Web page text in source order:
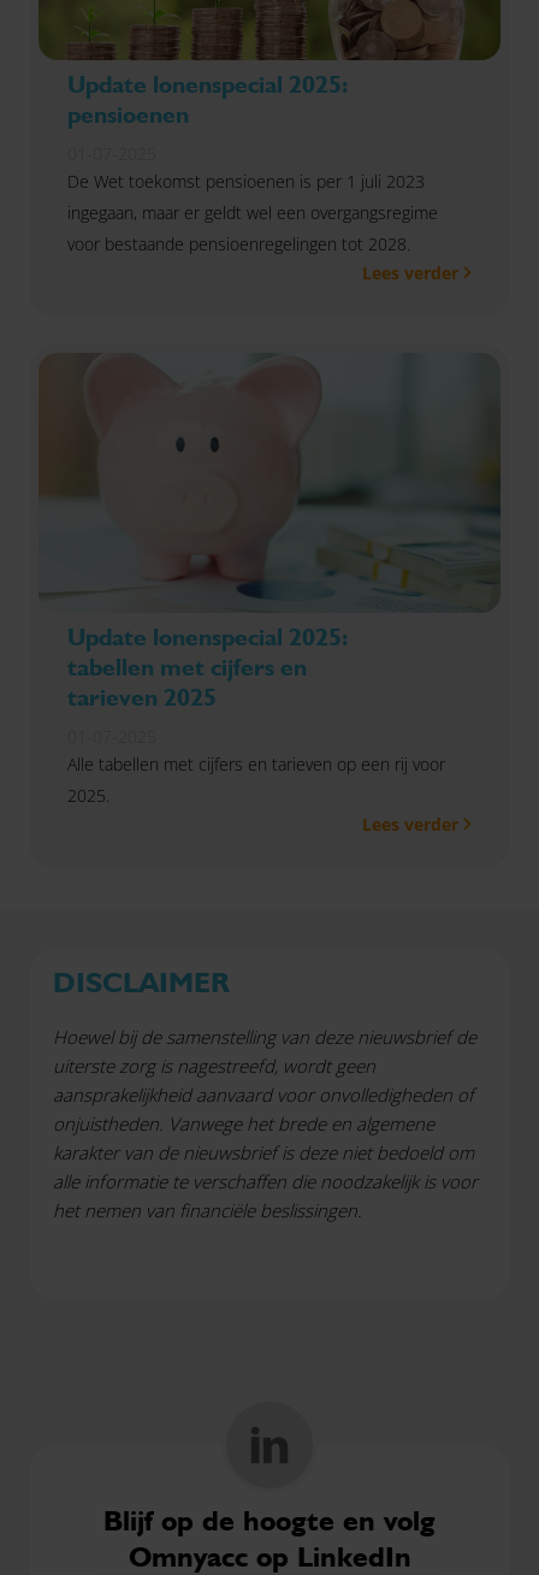
Update lonenspecial 2025:
pensioenen
De Wet toekomst pensioenen is per 1 juli 2023
ingegaan, maar er geldt wel een overgangsregime
voor bestaande pensioenregelingen tot 2028.
Lees verder
Update lonenspecial 2025:
tabellen met cijfers en
tarieven 2025
Alle tabellen met cijfers en tarieven op een rij voor
2025.
Lees verder
DISCLAIMER
Hoewel bij de samenstelling van deze nieuwsbrief de
uiterste zorg is nagestreefd, wordt geen
aansprakelijkheid aanvaard voor onvolledigheden of
onjuistheden. Vanwege het brede en algemene
karakter van de nieuwsbrief is deze niet bedoeld om
alle informatie te verschaffen die noodzakelijk is voor
het nemen van financiële beslissingen.
Blijf op de hoogte en volg
Omnyacc op LinkedIn